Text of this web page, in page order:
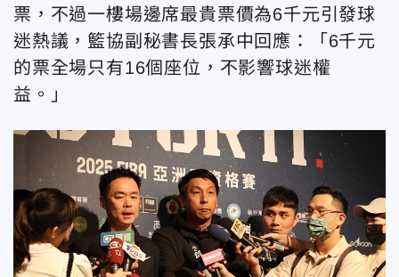
票，不過一樓場邊席最貴票價為6千元引發球
迷熱議，籃協副秘書長張承中回應：「6千元
的票全場只有16個座位，不影響球迷權
益。」